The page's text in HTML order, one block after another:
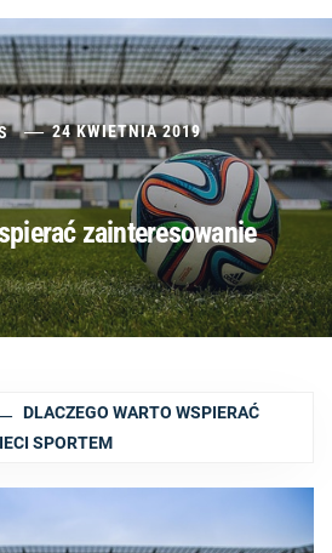
24 KWIETNIA 2019
zainteresowanie
DLACZEGO WARTO WSPIERAĆ
SPORTEM